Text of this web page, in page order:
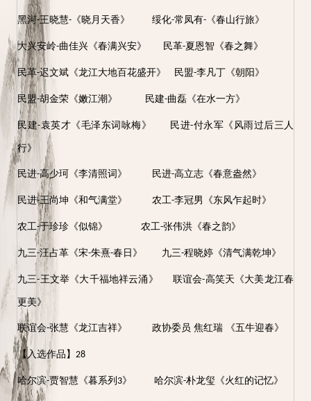
黑河-王晓慧- 《晓月天香》 绥化-常凤有- 《春山行旅》
大兴安岭-曲佳兴《春满兴安》 民革-夏恩智《春之舞》
民革-迟文斌《龙江大地百花盛开》 民盟-李凡丁《朝阳》
民盟-胡金荣《嫩江潮》 民建-曲磊《在水一方》
民建-袁英才《毛泽东词咏梅》 民进-付永军《风雨过后三人
行》
民进-高少珂《李清照词》 民进-高立志《春意盎然》
民进-王尚坤《和气满堂》 农工-李冠男《东风乍起时》
农工-于珍珍《似锦》 农工-张伟洪《春之韵》
九三-汪占革《宋-朱熹-春日》 九三-程晓婷《清气满乾坤》
九三-王文举《大千福地祥云涌》 联谊会-高笑天《大美龙江春
更美》
联谊会-张慧《龙江吉祥》 政协委员 焦红瑞 《五牛迎春》
【入选作品】 28
哈尔滨-贾智慧《暮系列 3》 哈尔滨-朴龙玺《火红的记忆》